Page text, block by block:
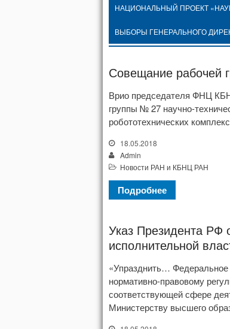
НАЦИОНАЛЬНЫЙ ПРОЕКТ
ВЫБОРЫ ГЕНЕРАЛЬНОГО
Совещание рабочей
Врио председателя ФНЦ
группы № 27 научно-
робототехнических
18.05.2018
Admin
Новости РАН и КБНЦ РАН
Подробнее
Указ Президента РФ
исполнительной
«Упразднить… Федеральное
нормативно-правовому
соответствующей сфере
Министерству высшего